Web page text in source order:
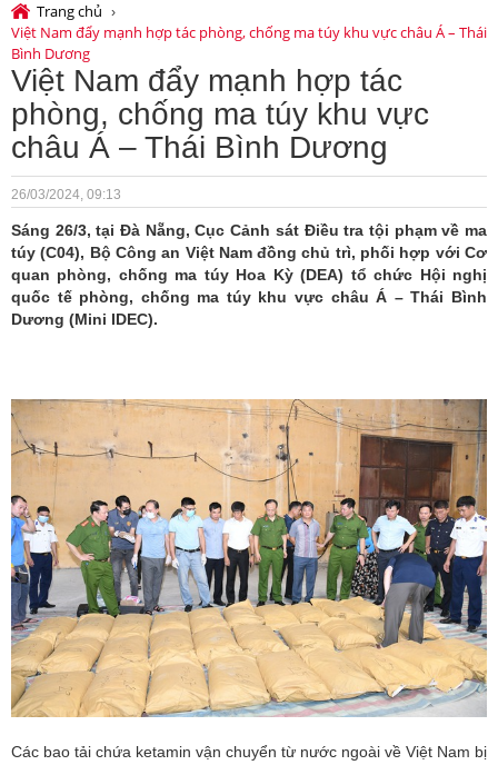
Trang chủ ›
Việt Nam đẩy mạnh hợp tác phòng, chống ma túy khu vực châu Á – Thái
Bình Dương
Việt Nam đẩy mạnh hợp tác
phòng, chống ma túy khu vực
châu Á – Thái Bình Dương
26/03/2024, 09:13
Sáng 26/3, tại Đà Nẵng, Cục Cảnh sát Điều tra tội phạm về ma
túy (C04), Bộ Công an Việt Nam đồng chủ trì, phối hợp với Cơ
quan phòng, chống ma túy Hoa Kỳ (DEA) tổ chức Hội nghị
quốc tế phòng, chống ma túy khu vực châu Á – Thái Bình
Dương (Mini IDEC).
Các bao tải chứa ketamin vận chuyển từ nước ngoài về Việt Nam bị